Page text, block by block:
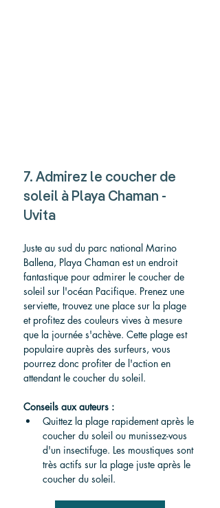
7. Admirez le coucher de
soleil à Playa Chaman -
Uvita
Juste au sud du parc national Marino
Ballena, Playa Chaman est un endroit
fantastique pour admirer le coucher de
soleil sur l'océan Pacifique. Prenez une
serviette, trouvez une place sur la plage
et profitez des couleurs vives à mesure
que la journée s'achève. Cette plage est
populaire auprès des surfeurs, vous
pourrez donc profiter de l'action en
attendant le coucher du soleil.
Conseils aux auteurs :
Quittez la plage rapidement après le
coucher du soleil ou munissez-vous
d'un insectifuge. Les moustiques sont
très actifs sur la plage juste après le
coucher du soleil.